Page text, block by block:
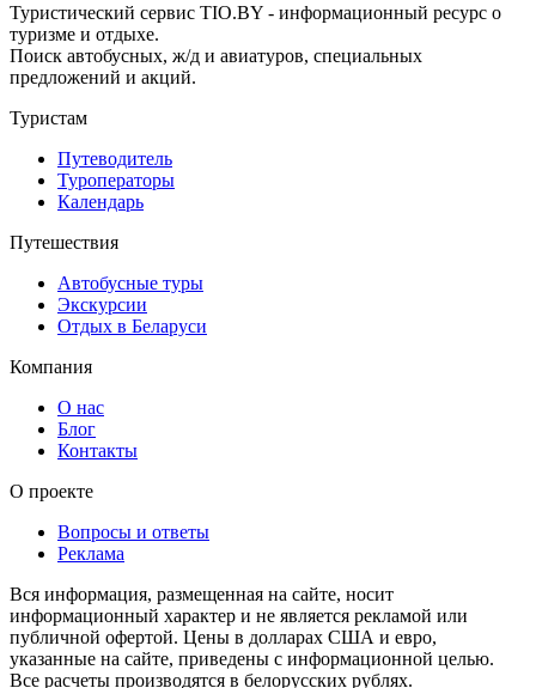
Туристический сервис TIO.BY - информационный ресурс о
туризме и отдыхе.
Поиск автобусных, ж/д и авиатуров, специальных
предложений и акций.
Туристам
Путеводитель
Туроператоры
Календарь
Путешествия
Автобусные туры
Экскурсии
Отдых в Беларуси
Компания
О нас
Блог
Контакты
О проекте
Вопросы и ответы
Реклама
Вся информация, размещенная на сайте, носит
информационный характер и не является рекламой или
публичной офертой. Цены в долларах США и евро,
указанные на сайте, приведены с информационной целью.
Все расчеты производятся в белорусских рублях.